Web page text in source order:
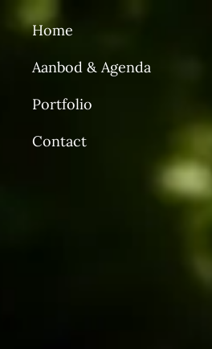
Home
Aanbod & Agenda
Portfolio
Contact